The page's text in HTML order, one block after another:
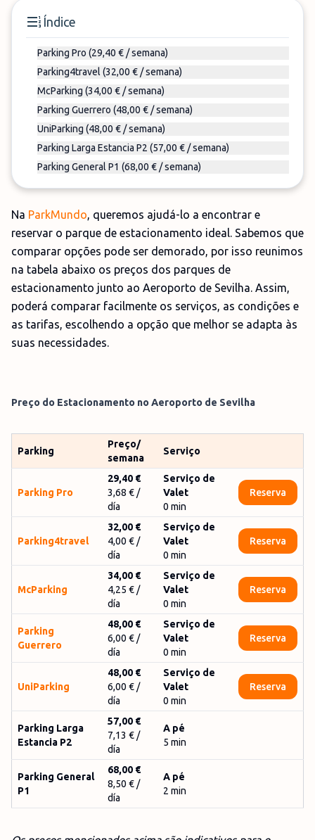
Índice
Parking Pro (29,40 € / semana)
Parking4travel (32,00 € / semana)
McParking (34,00 € / semana)
Parking Guerrero (48,00 € / semana)
UniParking (48,00 € / semana)
Parking Larga Estancia P2 (57,00 € / semana)
Parking General P1 (68,00 € / semana)
Na ParkMundo, queremos ajudá-lo a encontrar e
reservar o parque de estacionamento ideal. Sabemos que
comparar opções pode ser demorado, por isso reunimos
na tabela abaixo os preços dos parques de
estacionamento junto ao Aeroporto de Sevilha. Assim,
poderá comparar facilmente os serviços, as condições e
as tarifas, escolhendo a opção que melhor se adapta às
suas necessidades.
Preço do Estacionamento no Aeroporto de Sevilha
Parking
Preço/
semana
Serviço
Parking Pro
29,40 €
3,68 € /
día
Serviço de
Valet
0 min
Reserva
Parking4travel
32,00 €
4,00 € /
día
Serviço de
Valet
0 min
Reserva
McParking
34,00 €
4,25 € /
día
Serviço de
Valet
0 min
Reserva
Parking
Guerrero
48,00 €
6,00 € /
día
Serviço de
Valet
0 min
Reserva
UniParking
48,00 €
6,00 € /
día
Serviço de
Valet
0 min
Reserva
Parking Larga
Estancia P2
57,00 €
7,13 € /
día
A pé
5 min
Parking General
P1
68,00 €
8,50 € /
día
A pé
2 min